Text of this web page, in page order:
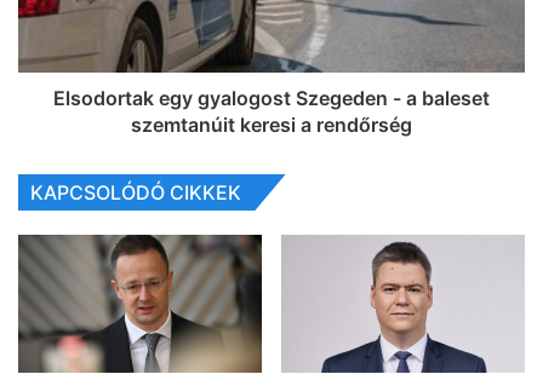
Elsodortak egy gyalogost Szegeden - a baleset
szemtanúit keresi a rendőrség
KAPCSOLÓDÓ CIKKEK